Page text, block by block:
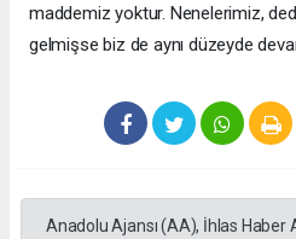
maddemiz yoktur. Nenelerimiz,
gelmişse biz de aynı düzeyde
Anadolu Ajansı (AA), İhlas Haber